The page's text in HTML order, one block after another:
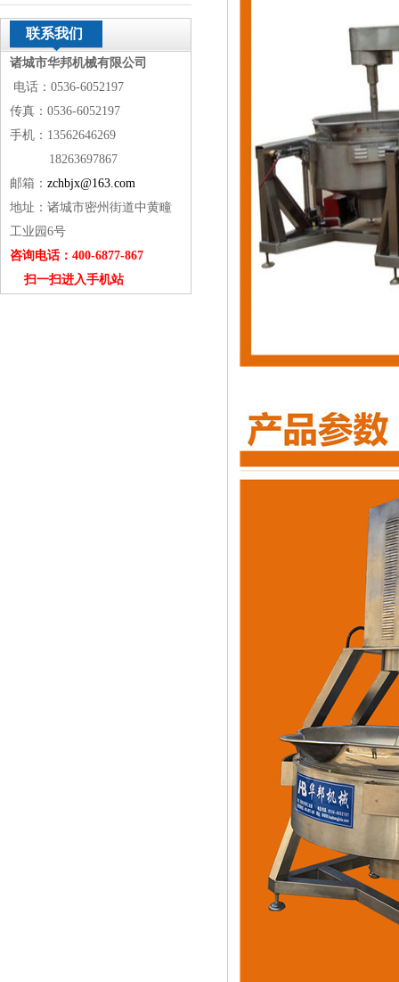
联系我们
诸城市华邦机械有限公司
电话：0536-6052197
传真：0536-6052197
手机：13562646269
18263697867
邮箱： zchbjx@163.com
地址：诸城市密州街道中黄疃
工业园6号
咨询电话：400-6877-867
扫一扫进入手机站